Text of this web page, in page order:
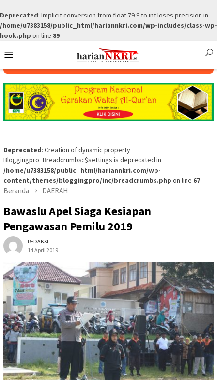
Deprecated: Implicit conversion from float 79.9 to int loses precision in
/home/u7383158/public_html/hariannkri.com/wp-includes/class-wp-
hook.php on line 89
to
Menu
Deprecated: Creation of dynamic property
Bloggingpro_Breadcrumbs::$settings is deprecated in
/home/u7383158/public_html/hariannkri.com/wp-
content/themes/bloggingpro/inc/breadcrumbs.php on line 67
Beranda DAERAH
Bawaslu Apel Siaga Kesiapan
Pengawasan Pemilu 2019
REDAKSI
14 April 2019